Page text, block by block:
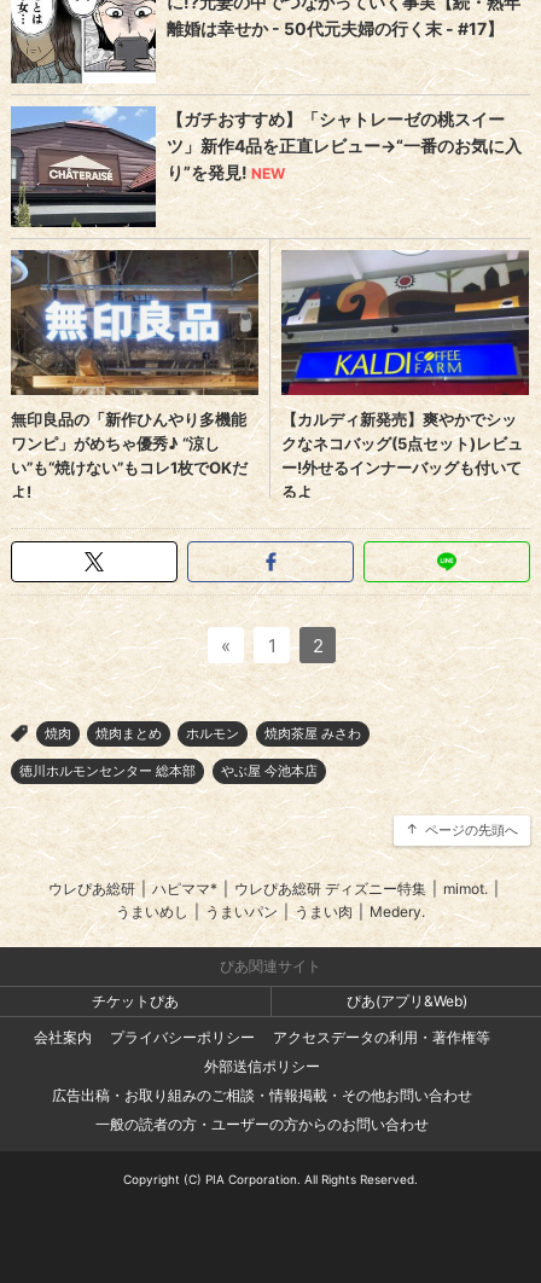
« 1 2
> 焼肉 焼肉まとめ ホルモン 焼肉茶屋 みさわ
徳川ホルモンセンター 総本部 やぶ屋 今池本店
ページの先頭へ
ウレぴあ総研 | ハピママ* ウレぴあ総研 ディズニー特集 mimot.
うまいめし
| うまいパン | うまい肉 Medery.
ぴあ関連サイト
チケットぴあ
ぴあ(アプリ&Web)
会社案内
プライバシーポリシー
アクセスデータの利用・著作権等
外部送信ポリシー
広告出稿・お取り組みのご相談・情報掲載・その他お問い合わせ
一般の読者の方・ユーザーの方からのお問い合わせ
Copyright (C) PIA Corporation. All Rights Reserved.